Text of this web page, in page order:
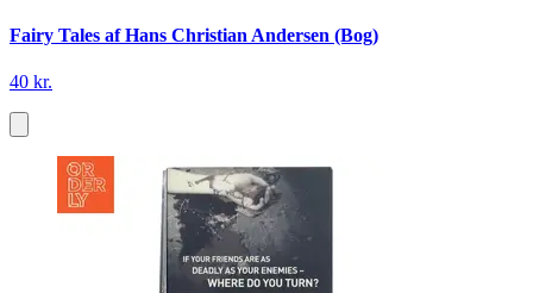
Fairy Tales af Hans Christian Andersen (Bog)
40 kr.